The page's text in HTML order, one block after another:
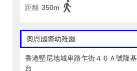
距離 350m
奧恩國際幼稚園
香港堅尼地城卑路乍街４６Ａ號隆
台